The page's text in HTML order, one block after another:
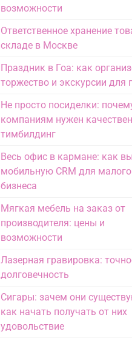
возможности
Ответственное хранение
складе в Москве
Праздник в Гоа: как
торжество и экскурсии для
Не просто посиделки:
компаниям нужен
тимбилдинг
Весь офис в кармане: как
мобильную CRM для малого
бизнеса
Мягкая мебель на заказ от
производителя: цены и
возможности
Лазерная гравировка:
долговечность
Сигары: зачем они
как начать получать от них
удовольствие